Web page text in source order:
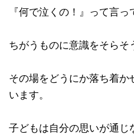
『何で泣くの！』って言っ
ちがうものに意識をそらそ
その場をどうにか落ち着か
います。
子どもは自分の思いが通じ